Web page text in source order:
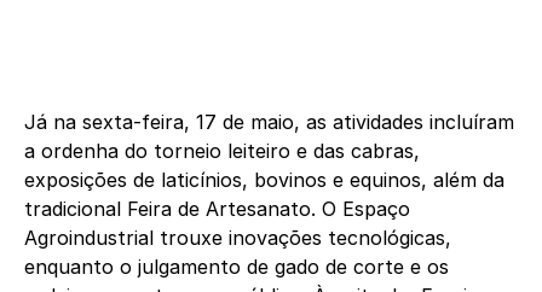
Já na sexta-feira, 17 de maio, as atividades incluíram
a ordenha do torneio leiteiro e das cabras,
exposições de laticínios, bovinos e equinos, além da
tradicional Feira de Artesanato. O Espaço
Agroindustrial trouxe inovações tecnológicas,
enquanto o julgamento de gado de corte e os